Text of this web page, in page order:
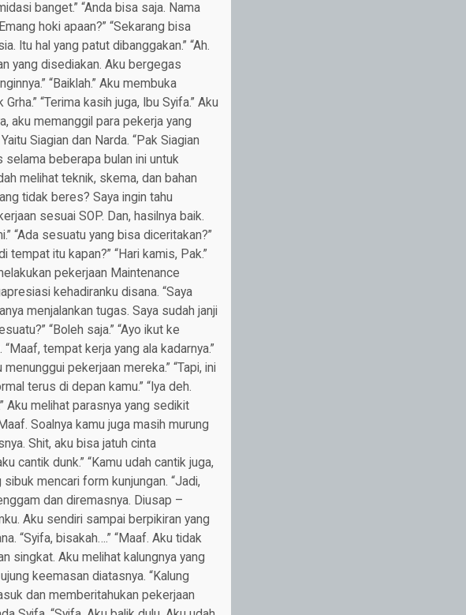
banget.” “Anda bisa saja. Nama
hoki apaan?” “Sekarang bisa
Itu hal yang patut dibanggakan.” “Ah.
yang disediakan. Aku bergegas
“Baiklah.” Aku membuka
“Terima kasih juga, Ibu Syifa.” Aku
aku memanggil para pekerja yang
Siagian dan Narda. “Pak Siagian
selama beberapa bulan ini untuk
melihat teknik, skema, dan bahan
tidak beres? Saya ingin tahu
sesuai SOP. Dan, hasilnya baik.
“Ada sesuatu yang bisa diceritakan?”
tempat itu kapan?” “Hari kamis, Pak.”
pekerjaan Maintenance
kehadiranku disana. “Saya
menjalankan tugas. Saya sudah janji
“Boleh saja.” “Ayo ikut ke
tempat kerja yang ala kadarnya.”
pekerjaan mereka.” “Tapi, ini
terus di depan kamu.” “Iya deh.
Aku melihat parasnya yang sedikit
Soalnya kamu juga masih murung
Shit, aku bisa jatuh cinta
cantik dunk.” “Kamu udah cantik juga,
mencari form kunjungan. “Jadi,
dan diremasnya. Diusap –
Aku sendiri sampai berpikiran yang
“Syifa, bisakah….” “Maaf. Aku tidak
singkat. Aku melihat kalungnya yang
keemasan diatasnya. “Kalung
dan memberitahukan pekerjaan